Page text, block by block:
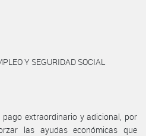
Y SEGURIDAD SOCIAL
pago extraordinario y adicional, por
las ayudas económicas que